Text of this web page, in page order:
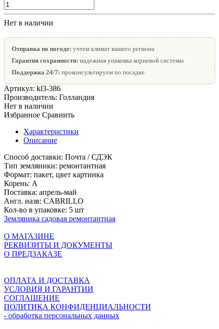
Нет в наличии
Отправка по погоде: учтем климат вашего региона
Гарантия сохранности: надежная упаковка корневой системы
Поддержка 24/7: проконсультируем по посадке
Артикул: kl3-386
Производитель: Голландия
Нет в наличии
Избранное Сравнить
Характеристики
Описание
Способ доставки: Почта / СДЭК
Тип земляники: ремонтантная
Формат: пакет, цвет картинка
Корень: A
Поставка: апрель-май
Англ. назв: CABRILLO
Кол-во в упаковке: 5 шт
Земляника садовая ремонтантная
О МАГАЗИНЕ
РЕКВИЗИТЫ И ДОКУМЕНТЫ
О ПРЕДЗАКАЗЕ
ОПЛАТА И ДОСТАВКА
УСЛОВИЯ И ГАРАНТИИ
СОГЛАШЕНИЕ
ПОЛИТИКА КОНФИДЕНЦИАЛЬНОСТИ
- обработка персональных данных